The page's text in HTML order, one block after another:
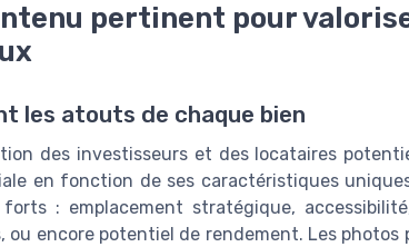
pertinent pour
les atouts de chaque bien
des investisseurs et des locataires
en fonction de ses caractéristiques
: emplacement stratégique,
ou encore potentiel de rendement. Les